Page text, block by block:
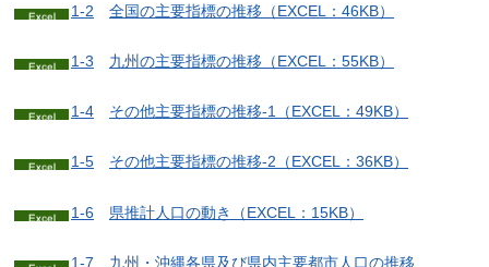
1-2 全国の主要指標の推移（EXCEL：46KB）
1-3 九州の主要指標の推移（EXCEL：55KB）
1-4 その他主要指標の推移-1（EXCEL：49KB）
1-5 その他主要指標の推移-2（EXCEL：36KB）
1-6 県推計人口の動き（EXCEL：15KB）
1-7 九州・沖縄各県及び県内主要都市人口の推移